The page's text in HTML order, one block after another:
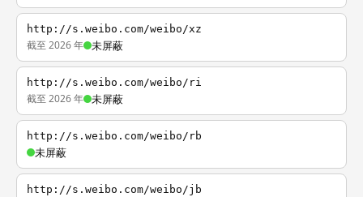
http://s.weibo.com/weibo/xz
截至 2026 年 未屏蔽
http://s.weibo.com/weibo/ri
截至 2026 年 未屏蔽
http://s.weibo.com/weibo/rb
未屏蔽
http://s.weibo.com/weibo/jb